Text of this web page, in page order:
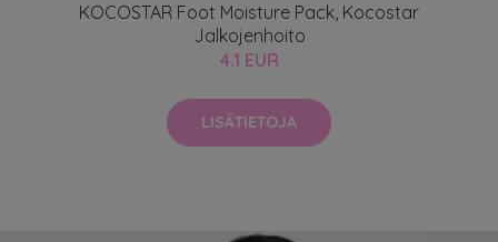
KOCOSTAR Foot Moisture Pack, Kocostar
Jalkojenhoito
4.1 EUR
LISÄTIETOJA